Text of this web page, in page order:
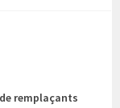
remplaçants